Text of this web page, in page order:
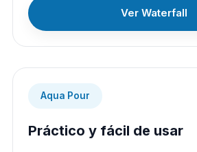
Ver Waterfall
Aqua Pour
Práctico y fácil de usar